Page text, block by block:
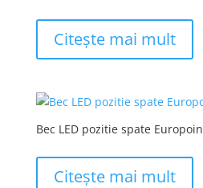
Citește mai mult
Bec LED pozitie spate Europoin
Citește mai mult